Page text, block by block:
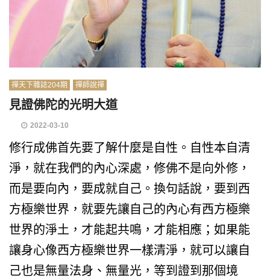
禪天下雜誌204期 禪師說禪
見證佛陀的光明大道
2022-03-10
修行成佛首先要了解什麼是自性。自性本自清
淨，就在我們的內心深處，修佛不是向外修，
而是要向內，要成就自己。換句話說，要到西
方極樂世界，就要先讓自己的內心有西方極樂
世界的淨土，才能起共鳴，才能相應；如果能
讓身心像西方極樂世界一樣清淨，就可以讓自
己也是無量法身、無量光，等到證到那個境